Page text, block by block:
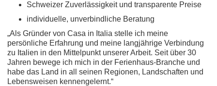
Schweizer Zuverlässigkeit und transparente Preise
individuelle, unverbindliche Beratung
„Als Gründer von Casa in Italia stelle ich meine
persönliche Erfahrung und meine langjährige Verbindung
zu Italien in den Mittelpunkt unserer Arbeit. Seit über 30
Jahren bewege ich mich in der Ferienhaus-Branche und
habe das Land in all seinen Regionen, Landschaften und
Lebensweisen kennengelernt.“